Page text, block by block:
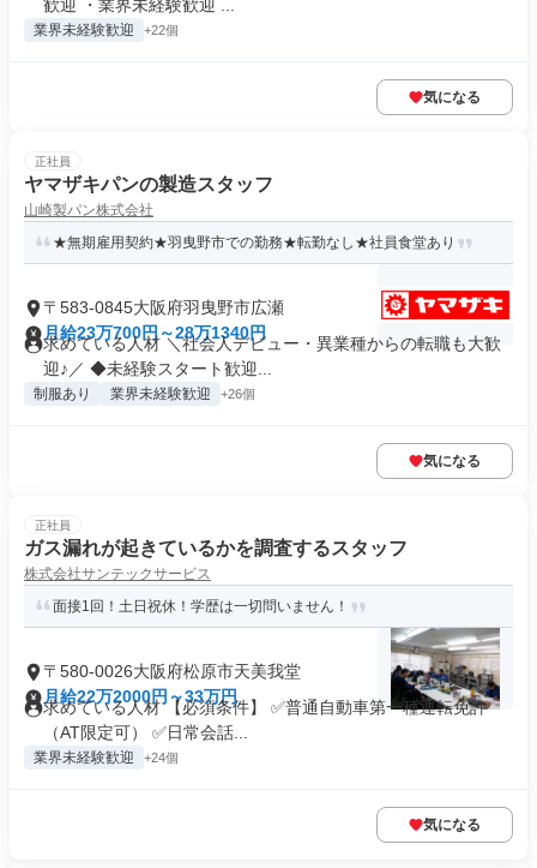
歓迎 ・業界未経験歓迎 ...
業界未経験歓迎 +22個
気になる
正社員
ヤマザキパンの製造スタッフ
山崎製パン株式会社
★無期雇用契約★羽曳野市での勤務★転勤なし★社員食堂あり
〒583-0845大阪府羽曳野市広瀬
月給23万700円～28万1340円
求めている人材 ＼社会人デビュー・異業種からの転職も大歓
迎♪／ ◆未経験スタート歓迎...
制服あり 業界未経験歓迎 +26個
気になる
正社員
ガス漏れが起きているかを調査するスタッフ
株式会社サンテックサービス
面接1回！土日祝休！学歴は一切問いません！
〒580-0026大阪府松原市天美我堂
月給22万2000円～33万円
求めている人材 【必須条件】 ✅普通自動車第一種運転免許
（AT限定可） ✅日常会話...
業界未経験歓迎 +24個
気になる